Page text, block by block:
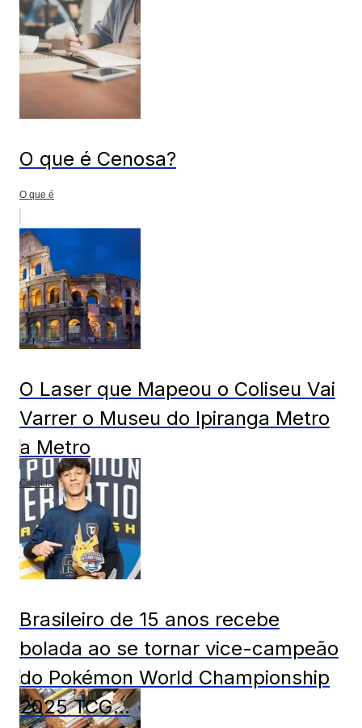
O que é Cenosa?
O que é
O Laser que Mapeou o Coliseu Vai
Varrer o Museu do Ipiranga Metro
a Metro
Ciência
Brasileiro de 15 anos recebe
bolada ao se tornar vice-campeão
do Pokémon World Championship
2025 TCG...